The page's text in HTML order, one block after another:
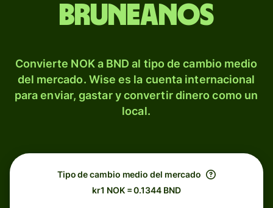
bruneanos
Convierte NOK a BND al tipo de cambio medio
del mercado. Wise es la cuenta internacional
para enviar, gastar y convertir dinero como un
local.
Tipo de cambio medio del mercado
kr1 NOK = 0.1344 BND